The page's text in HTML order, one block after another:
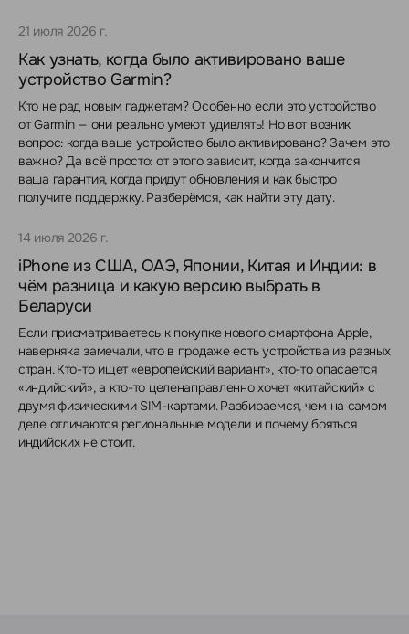
21 июля 2026 г.
Как узнать, когда было активировано ваше
устройство Garmin?
Кто не рад новым гаджетам? Особенно если это устройство
от Garmin — они реально умеют удивлять! Но вот возник
вопрос: когда ваше устройство было активировано? Зачем это
важно? Да всё просто: от этого зависит, когда закончится
ваша гарантия, когда придут обновления и как быстро
получите поддержку. Разберёмся, как найти эту дату.
14 июля 2026 г.
iPhone из США, ОАЭ, Японии, Китая и Индии: в
чём разница и какую версию выбрать в
Беларуси
Если присматриваетесь к покупке нового смартфона Apple,
наверняка замечали, что в продаже есть устройства из разных
стран. Кто-то ищет «европейский вариант», кто-то опасается
«индийский», а кто-то целенаправленно хочет «китайский» с
двумя физическими SIM-картами. Разбираемся, чем на самом
деле отличаются региональные модели и почему бояться
индийских не стоит.